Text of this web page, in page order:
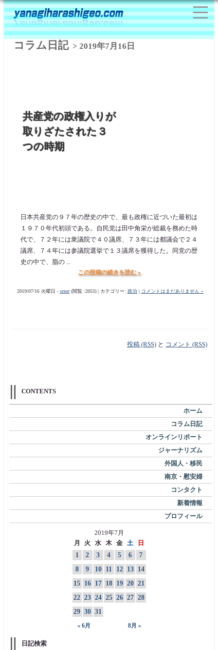
コラム日記> 2019年7月16日
共産党の政権入りが
取りざたされた３
つの時期
日本共産党の９７年の歴史の中で、最も政権に近づいた最初は
１９７０年代初頭である。自民党は田中角栄が総裁を務めた時
代で、７２年には衆議院で４０議席、７３年には都議会で２４
議席、７４年には参議院選挙で１３議席を獲得した。同党の歴
史の中で、脂の ...
この投稿の続きを読む »
2019/07/16 火曜日 - orner(閲覧 :2053) | カテゴリー: 政治| コメントはまだありません »
投稿 (RSS)と コメント (RSS)
CONTENTS
ホーム
コラム日記
オンラインリポート
ジャーナリズム
外国人・移民
南京・慰安婦
コンタクト
新着情報
プロフィール
2019年7月
月
火 水 木 金 土 日
« 6月 8月 »
1 2 3 4 5 6
7
8
9 10 11 12 13
14
15 16 17 18 19 20 21
22 23 24 25 26 27 28
29 30 31
日記検索